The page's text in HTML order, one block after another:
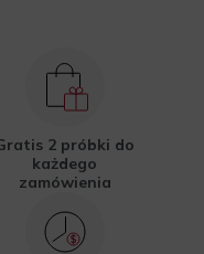
2 próbki do
każdego
zamówienia